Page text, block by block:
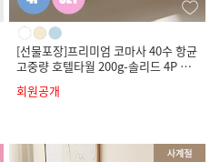
[선물포장]프리미엄 코마사 40수 항균
고중량 호텔타월 200g-솔리드 4P 세
회원공개